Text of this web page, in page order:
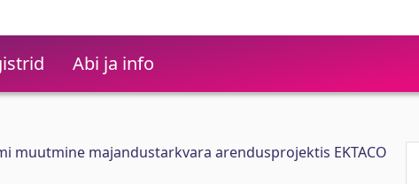
Abi ja info
muutmine majandustarkvara arendusprojektis EKTACO